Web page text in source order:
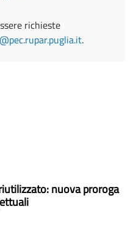
richieste
.
nuova proroga